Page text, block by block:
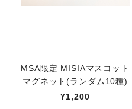
MSA限定 MISIAマスコット
マグネット(ランダム10種)
¥1,200